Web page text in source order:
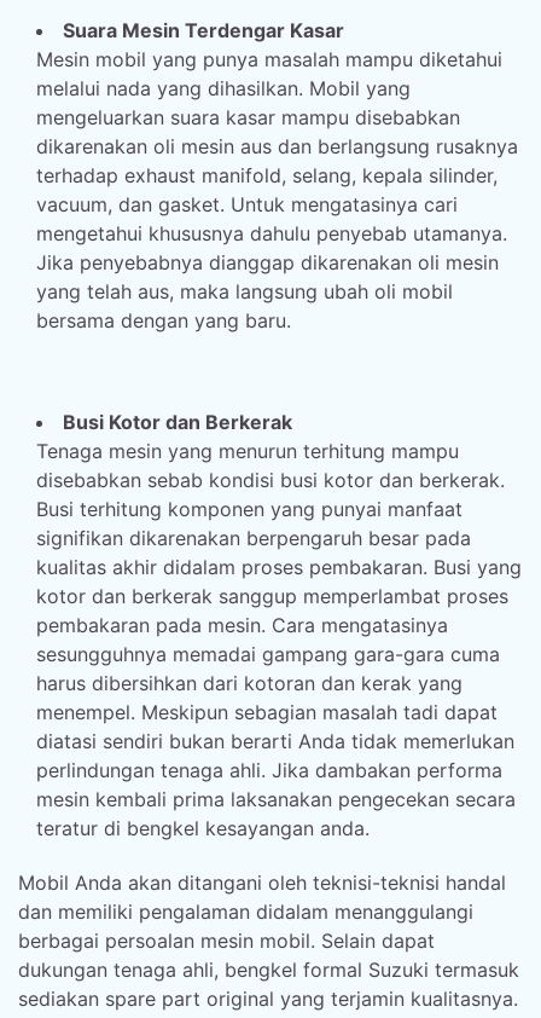
Suara Mesin Terdengar Kasar
Mesin mobil yang punya masalah mampu diketahui
melalui nada yang dihasilkan. Mobil yang
mengeluarkan suara kasar mampu disebabkan
dikarenakan oli mesin aus dan berlangsung rusaknya
terhadap exhaust manifold, selang, kepala silinder,
vacuum, dan gasket. Untuk mengatasinya cari
mengetahui khususnya dahulu penyebab utamanya.
Jika penyebabnya dianggap dikarenakan oli mesin
yang telah aus, maka langsung ubah oli mobil
bersama dengan yang baru.
Busi Kotor dan Berkerak
Tenaga mesin yang menurun terhitung mampu
disebabkan sebab kondisi busi kotor dan berkerak.
Busi terhitung komponen yang punyai manfaat
signifikan dikarenakan berpengaruh besar pada
kualitas akhir didalam proses pembakaran. Busi yang
kotor dan berkerak sanggup memperlambat proses
pembakaran pada mesin. Cara mengatasinya
sesungguhnya memadai gampang gara-gara cuma
harus dibersihkan dari kotoran dan kerak yang
menempel. Meskipun sebagian masalah tadi dapat
diatasi sendiri bukan berarti Anda tidak memerlukan
perlindungan tenaga ahli. Jika dambakan performa
mesin kembali prima laksanakan pengecekan secara
teratur di bengkel kesayangan anda.
Mobil Anda akan ditangani oleh teknisi-teknisi handal
dan memiliki pengalaman didalam menanggulangi
berbagai persoalan mesin mobil. Selain dapat
dukungan tenaga ahli, bengkel formal Suzuki termasuk
sediakan spare part original yang terjamin kualitasnya.